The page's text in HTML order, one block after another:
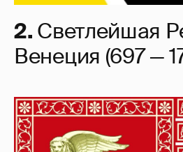
2. Светлейшая
Венеция (697 —